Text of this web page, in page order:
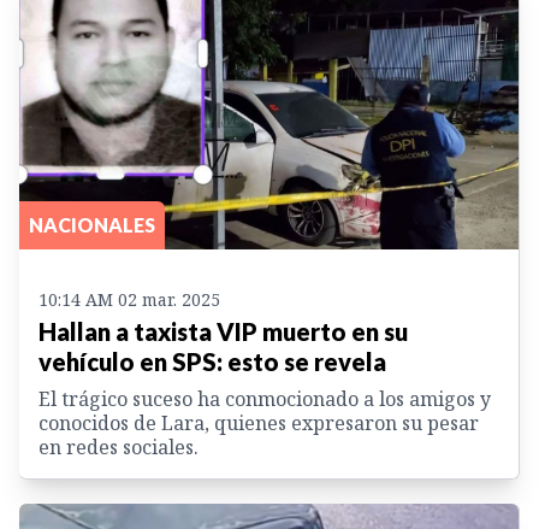
NACIONALES
10:14 AM 02 mar. 2025
Hallan a taxista VIP muerto en su
vehículo en SPS: esto se revela
El trágico suceso ha conmocionado a los amigos y
conocidos de Lara, quienes expresaron su pesar
en redes sociales.